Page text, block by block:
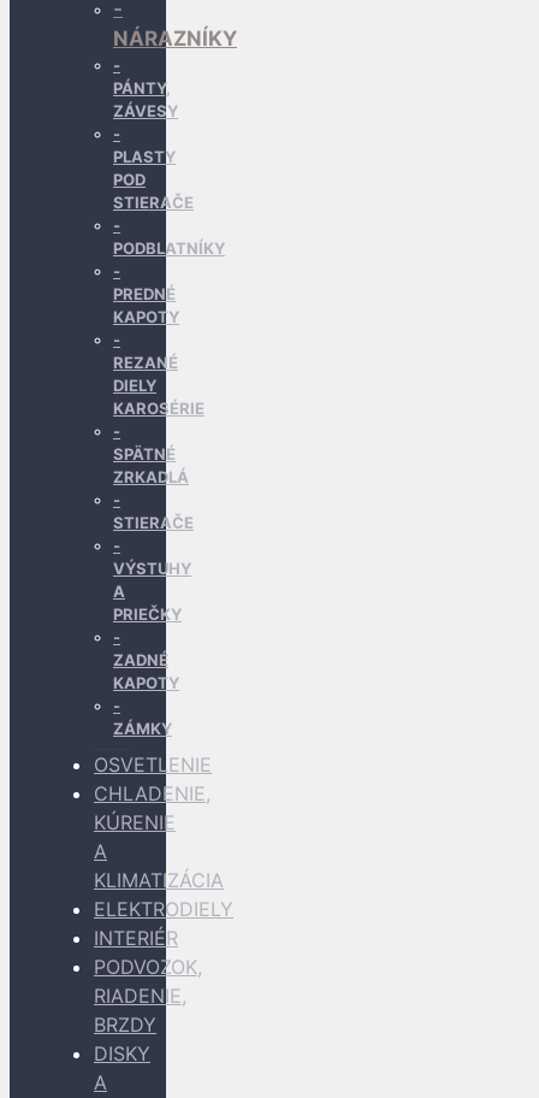
NÁRAZNÍKY
PÁNTY,
ZÁVESY
PLASTY
POD
STIERAČE
PODBLATNÍKY
PREDNÉ
KAPOTY
REZANÉ
DIELY
KAROSÉRIE
SPÄTNÉ
ZRKADLÁ
STIERAČE
VÝSTUHY
A
PRIEČKY
ZADNÉ
KAPOTY
ZÁMKY
OSVETLENIE
CHLADENIE,
KÚRENIE
A
KLIMATIZÁCIA
ELEKTRODIELY
INTERIÉR
PODVOZOK,
RIADENIE,
BRZDY
DISKY
A